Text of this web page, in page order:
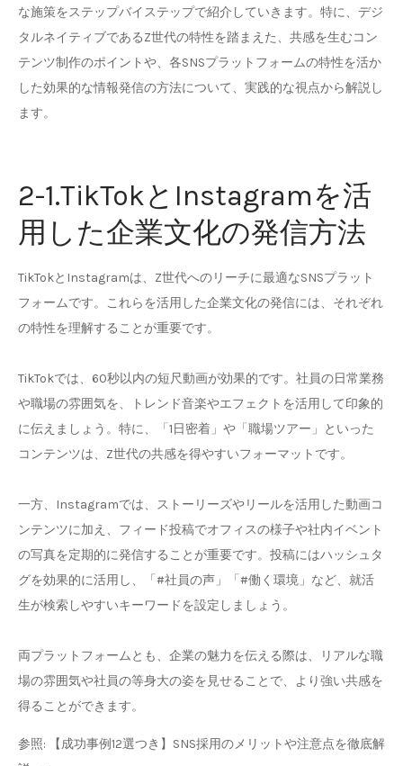
な施策をステップバイステップで紹介していきます。特に、デジ
タルネイティブであるZ世代の特性を踏まえた、共感を生むコン
テンツ制作のポイントや、各SNSプラットフォームの特性を活か
した効果的な情報発信の方法について、実践的な視点から解説し
ます。
2-1.TikTokとInstagramを活
用した企業文化の発信方法
TikTokとInstagramは、Z世代へのリーチに最適なSNSプラット
フォームです。これらを活用した企業文化の発信には、それぞれ
の特性を理解することが重要です。
TikTokでは、60秒以内の短尺動画が効果的です。社員の日常業務
や職場の雰囲気を、トレンド音楽やエフェクトを活用して印象的
に伝えましょう。特に、「1日密着」や「職場ツアー」といった
コンテンツは、Z世代の共感を得やすいフォーマットです。
一方、Instagramでは、ストーリーズやリールを活用した動画コ
ンテンツに加え、フィード投稿でオフィスの様子や社内イベント
の写真を定期的に発信することが重要です。投稿にはハッシュタ
グを効果的に活用し、「#社員の声」「#働く環境」など、就活
生が検索しやすいキーワードを設定しましょう。
両プラットフォームとも、企業の魅力を伝える際は、リアルな職
場の雰囲気や社員の等身大の姿を見せることで、より強い共感を
得ることができます。
参照: 【成功事例12選つき】SNS採用のメリットや注意点を徹底解